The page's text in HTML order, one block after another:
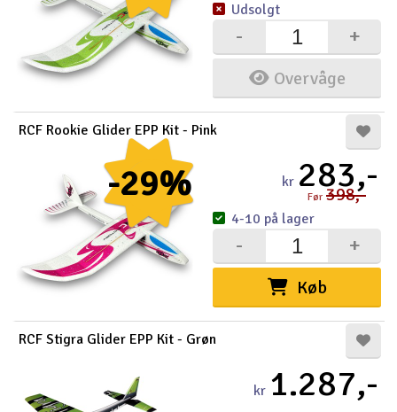
Overvåge
+
-
Udsolgt
-29%
RCF Rookie Glider EPP Kit - Pink
kr 283,-
Før 398,-
Køb
+
-
4-10 på lager
RCF Stigra Glider EPP Kit - Grøn
kr 1.287,-